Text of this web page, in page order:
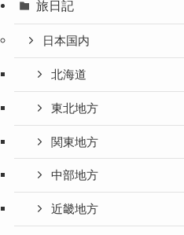
旅日記
日本国内
北海道
東北地方
関東地方
中部地方
近畿地方